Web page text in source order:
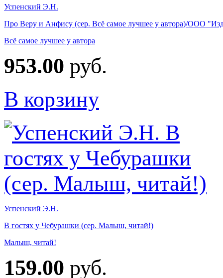
Успенский Э.Н.
Про Веру и Анфису (сер. Всё самое лучшее у автора)/ООО
Всё самое лучшее у автора
953.00 руб.
В корзину
Успенский Э.Н.
В гостях у Чебурашки (сер. Малыш, читай!)
Малыш, читай!
159.00 руб.